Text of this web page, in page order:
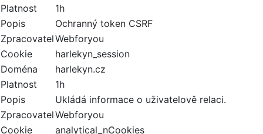
Platnost
1h
Popis
Ochranný token CSRF
ZpracovatelWebforyou
Cookie
harlekyn_session
Doména
harlekyn.cz
Platnost
1h
Popis
Ukládá informace o uživatelově relaci.
ZpracovatelWebforyou
Cookie
analytical_nCookies